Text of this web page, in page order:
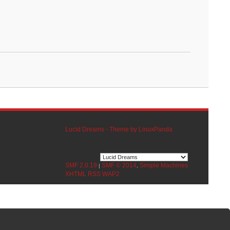
Lucid Dreams - Theme by LinuxPanda
SMF 2.0.19 | SMF © 2014, Simple Machines
XHTML RSS WAP2